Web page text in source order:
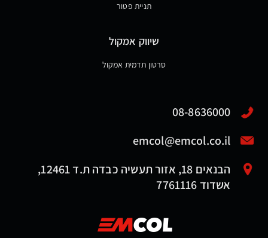
תניית פטור
שיווק אמקול
סרטון תדמית אמקול
08-8636000
emcol@emcol.co.il
הבנאים 18, אזור תעשיה כבדה ת.ד 12461,
אשדוד 7761116